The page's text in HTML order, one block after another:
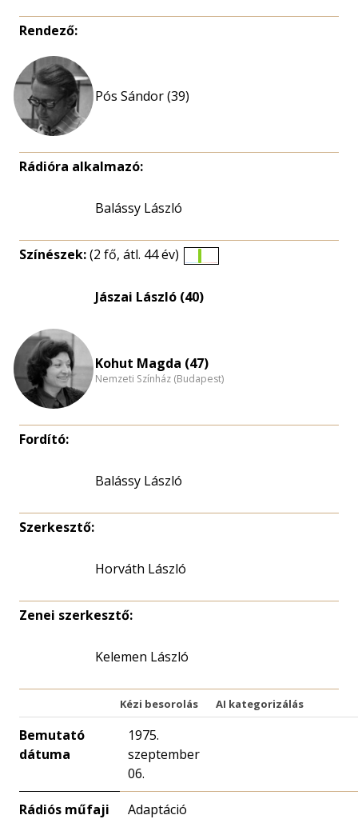
Rendező:
Pós Sándor (39)
Rádióra alkalmazó:
Balássy László
Színészek:(2 fő, átl. 44 év)
eloszlás
Jászai László (40)
Kohut Magda (47)
Nemzeti Színház (Budapest)
Fordító:
Balássy László
Szerkesztő:
Horváth László
Zenei szerkesztő:
Kelemen László
Kézi besorolás AI kategorizálás
Bemutató
dátuma
1975.
szeptember
06.
Rádiós műfaji
Adaptáció